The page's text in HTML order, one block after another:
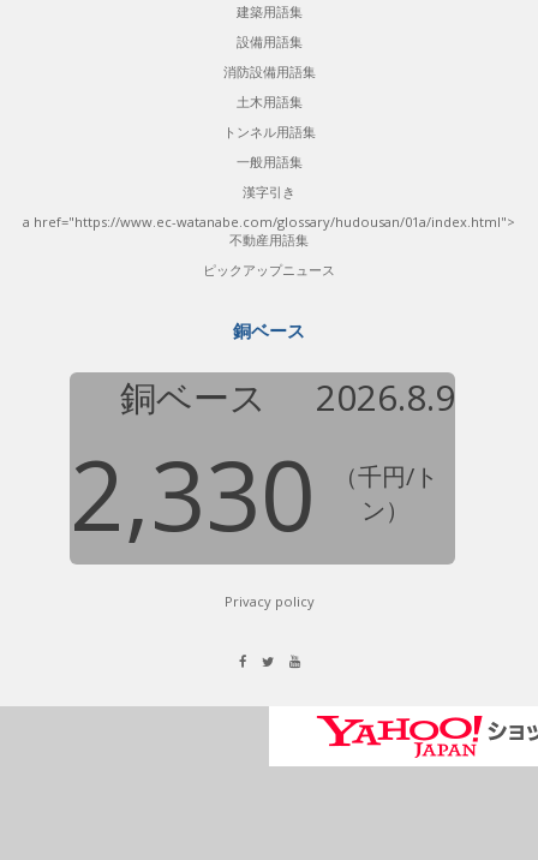
建築用語集
設備用語集
消防設備用語集
土木用語集
トンネル用語集
一般用語集
漢字引き
a href="https://www.ec-watanabe.com/glossary/hudousan/01a/index.html">
不動産用語集
ピックアップニュース
銅ベース
銅ベース 2026.8.9
2,330
（千円/ト
ン）
Privacy policy